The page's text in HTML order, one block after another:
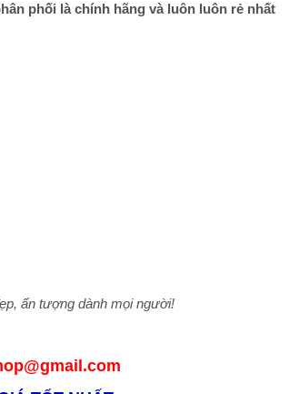
phối là chính hãng và luôn luôn rẻ nhất
ấn tượng dành mọi người!